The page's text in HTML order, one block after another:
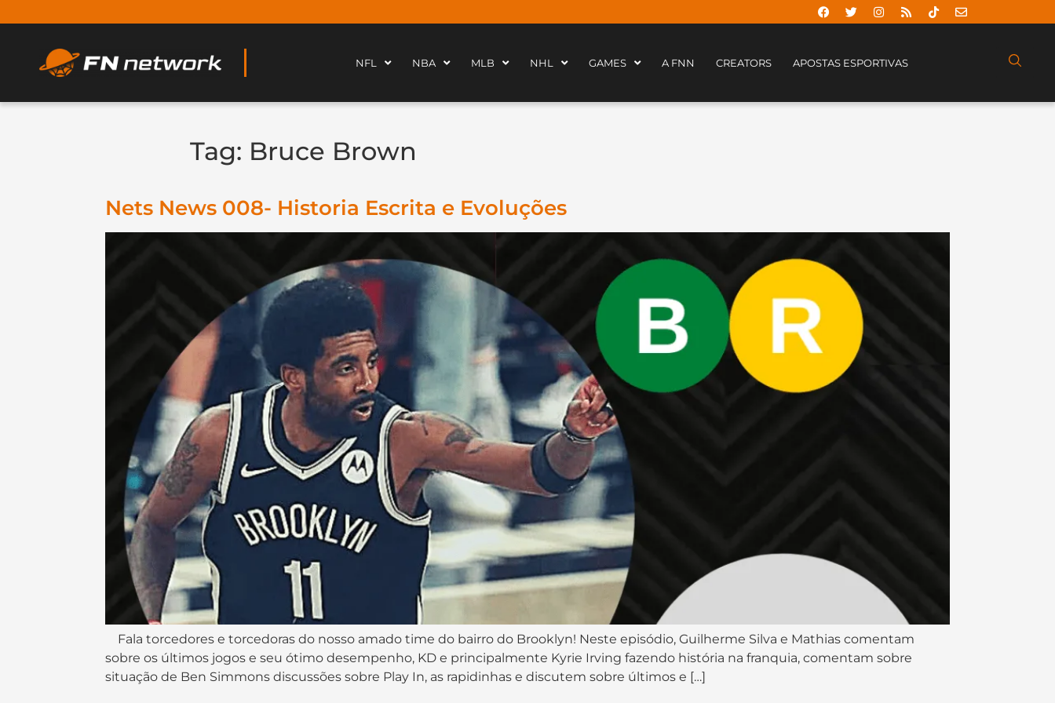
NFL NBA MLB NHL GAMES A FNN CREATORS APOSTAS ESPORTIVAS
Tag: Bruce Brown
Nets News 008- Historia Escrita e Evoluções
Fala torcedores e torcedoras do nosso amado time do bairro do Brooklyn! Neste episódio, Guilherme Silva e Mathias comentam
sobre os últimos jogos e seu ótimo desempenho, KD e principalmente Kyrie Irving fazendo história na franquia, comentam sobre
situação de Ben Simmons discussões sobre Play In, as rapidinhas e discutem sobre últimos e […]